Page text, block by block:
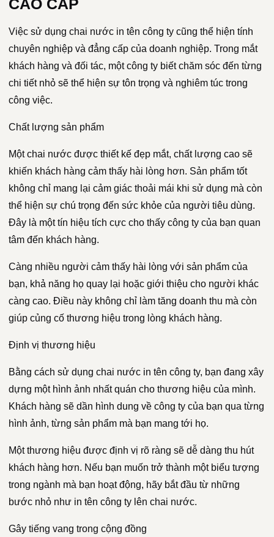
CAO CẤP
Việc sử dụng chai nước in tên công ty cũng thể hiện tính
chuyên nghiệp và đẳng cấp của doanh nghiệp. Trong mắt
khách hàng và đối tác, một công ty biết chăm sóc đến từng
chi tiết nhỏ sẽ thể hiện sự tôn trọng và nghiêm túc trong
công việc.
Chất lượng sản phẩm
Một chai nước được thiết kế đẹp mắt, chất lượng cao sẽ
khiến khách hàng cảm thấy hài lòng hơn. Sản phẩm tốt
không chỉ mang lại cảm giác thoải mái khi sử dụng mà còn
thể hiện sự chú trọng đến sức khỏe của người tiêu dùng.
Đây là một tín hiệu tích cực cho thấy công ty của bạn quan
tâm đến khách hàng.
Càng nhiều người cảm thấy hài lòng với sản phẩm của
bạn, khả năng họ quay lại hoặc giới thiệu cho người khác
càng cao. Điều này không chỉ làm tăng doanh thu mà còn
giúp củng cố thương hiệu trong lòng khách hàng.
Định vị thương hiệu
Bằng cách sử dụng chai nước in tên công ty, bạn đang xây
dựng một hình ảnh nhất quán cho thương hiệu của mình.
Khách hàng sẽ dần hình dung về công ty của bạn qua từng
hình ảnh, từng sản phẩm mà bạn mang tới họ.
Một thương hiệu được định vị rõ ràng sẽ dễ dàng thu hút
khách hàng hơn. Nếu bạn muốn trở thành một biểu tượng
trong ngành mà bạn hoạt động, hãy bắt đầu từ những
bước nhỏ như in tên công ty lên chai nước.
Gây tiếng vang trong cộng đồng